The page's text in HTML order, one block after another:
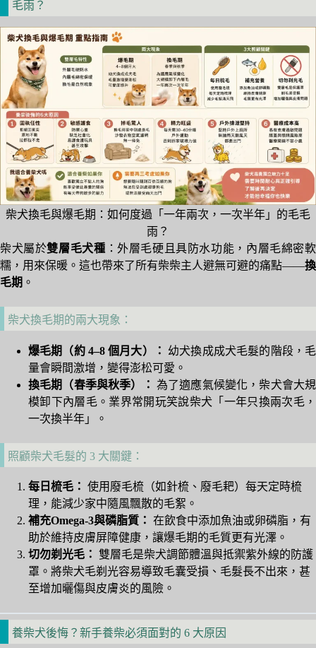
毛雨？
柴犬換毛與爆毛期：如何度過「一年兩次，一次半年」的毛毛
雨？
柴犬屬於雙層毛犬種 ：外層毛硬且具防水功能，內層毛綿密軟
糯，用來保暖。這也帶來了所有柴柴主人避無可避的痛點——換
毛期 。
柴犬換毛期的兩大現象：
爆毛期（約 4–8 個月大）：
幼犬換成成犬毛髮的階段，毛
量會瞬間激增，變得澎松可愛。
換毛期（春季與秋季）： 為了適應氣候變化，柴犬會大規
模卸下內層毛。業界常開玩笑說柴犬「一年只換兩次毛，
一次換半年」。
照顧柴犬毛髮的 3 大關鍵：
每日梳毛： 使用廢毛梳（如針梳、廢毛耙）每天定時梳
理，能減少家中隨風飄散的毛絮。
補充Omega-3與磷脂質： 在飲食中添加魚油或卵磷脂，有
助於維持皮膚屏障健康，讓爆毛期的毛質更有光澤。
切勿剃光毛： 雙層毛是柴犬調節體溫與抵禦紫外線的防護
罩。將柴犬毛剃光容易導致毛囊受損、毛髮長不出來，甚
至增加曬傷與皮膚炎的風險。
養柴犬後悔？新手養柴必須面對的 6 大原因